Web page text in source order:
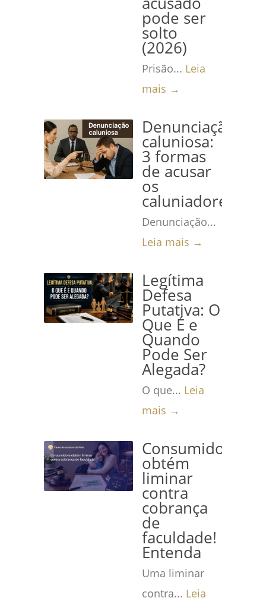
pode ser
solto
(2026)
Prisão... Leia
mais →
Denunciação
caluniosa:
3 formas
de acusar
os
caluniadores
Denunciação...
Leia mais →
Legítima
Defesa
Putativa: O
Que É e
Quando
Pode Ser
Alegada?
O que... Leia
mais →
Consumidora
obtém
liminar
contra
cobrança
de
faculdade!
Entenda
Uma liminar
contra... Leia